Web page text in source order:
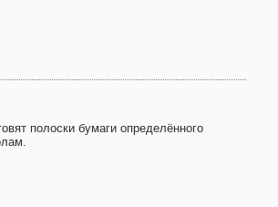
полоски бумаги определённого